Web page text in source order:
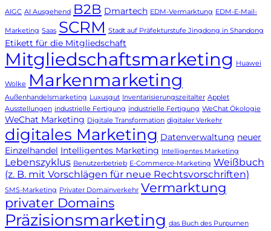
AIGC AI Ausgehend B2B Dmartech EDM-Vermarktung EDM-E-Mail-
Marketing Saas SCRM Stadt auf Präfekturstufe Jingdong in Shandong
Etikett für die Mitgliedschaft
Mitgliedschaftsmarketing Huawei
Wolke Markenmarketing
Außenhandelsmarketing Luxusgut Inventarisierungszeitalter Applet
Ausstellungen industrielle Fertigung industrielle Fertigung WeChat Ökologie
WeChat Marketing Digitale Transformation digitaler Verkehr
digitales Marketing Datenverwaltung neuer
Einzelhandel Intelligentes Marketing Intelligentes Marketing
Lebenszyklus Benutzerbetrieb E-Commerce-Marketing Weißbuch
(z. B. mit Vorschlägen für neue Rechtsvorschriften)
SMS-Marketing Privater Domainverkehr Vermarktung
privater Domains
Präzisionsmarketing das Buch des Purpurnen